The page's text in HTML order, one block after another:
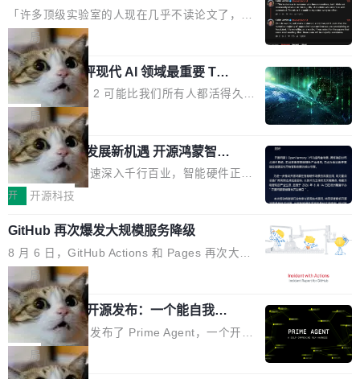
的严苛使用需求。 澎湃功率，紧凑机身 钛金雕1
600PG5 AI TOP具备强悍输出功率，同时实现
机身尺寸大幅精简。整机长度仅16厘米，属于同
功率段机身尺寸十分紧凑的1600W电源产品。小
巧机身有效提升市面主流标准A...
元。数字广告与公共关系相关服务市场更是从20
25年的8463亿美元扩张至2026年的8763亿美
元。数字的背后是一个清晰的事实——品牌对专
业化营销服务的需求从未如此迫切。 但市场扩容
的同时,服务商的竞争逻辑正在改变。2026年Top
Agency年度合辑的观察指出,“产品”这个离消费
者最近的载体,在整个品牌营销层面的权重显著变
高了。全域营销服务商的竞争正在从规模转向深
度,案例厚度、全域覆盖、多线协同...
了
「许多顶级实验室的人现在几乎不读论文了，而
且他们认为 ICLR/ICML/NeurIPS 充斥着大量过
度宣传和欺诈。」 OpenAI 研究员 Keller Jorda
n 这条推文引发了广泛讨论。他不是在说风凉
话，他是说出了一个圈内人尽皆知但很少公开捅
破的事实。 Jordan 随后补充了一句软化声明：
「我不认为这些会议上大部分论文都在过度宣传
或造假。问题是，作为读者，如果你筛选出那些
看起来最令人兴奋的论文，那它们大部分都是过
度宣传的。」 这才是真正的痛点。不是所有论文
都有问题，是最吸引眼球的那批论文最有问题。
他引用的帖子来自 Mathew Shen，一位 ICLR 2
026 的读者：「看了篇 ...
局
xAI 前工程师评现代 AI 领域最重要 Top
3 开源项目
Flash Attention 2 可能比我们所有人都活得久。
这句话不是来自某个技术博客，而是出自 Hieu
Pham 的一条推文。Hieu Pham 是谁？他是 xAI
的早期工程师之一，在 Grok 训练基础设施团队
工作过。近日他在 X 上发了一条帖子，列出了他
认为现代 AI 领域最重要的三个开源项目。 第一
理由很具体。FA 系列不需要解释，但 FA2 是他
认为最重要的一个——复杂度恰到好处，刚好能
驱动你去学 CuTe，但还没被那些"邪恶的" Hopp
er++ 优化所淹没，足够容易修改和适配。 更关
键的是 FA2 的持久性...
局
共商智能硬件发展新机遇 开源鸿蒙智能
硬件开发者日杭州站即将举行
随着万物智联加速深入千行百业，智能硬件正从
单点设备迈向智能化、网联化、协同化发展。作
鸿蒙通过统一技术底座和分布式能力，为不同类
型智能设备的开发、连接与互联提供关键支撑，
也为产业链企业探索产品创新与商业增长打开新
的空间。 8月14日，开源鸿蒙智能硬件开发者日
（OHDD：OpenHarmony Hardware Develope
r Day）将在杭州启航。活动面向智能硬件产业
链企业和开发者，邀请行业专家与资深技术顾
问，围绕开源鸿蒙技术能力、设备适配、芯片适
开 开源科技
GitHub 再次爆发大规模服务降级
8 月 6 日，GitHub Actions 和 Pages 再次大规
模服务降级，Actions 完全不可用超过 5 小时，
webhook 停发，连自托管 runner 也因调度层故
障无法工作。Pages、Copilot code review、C
opilot coding agent 全部受影响。从检测到完全
恢复，大约 12 小时。 这是 2026 年 8 月的第六
起事故，其中四起与 AI/Copilot 服务相关。 Git
局
Prime Agent 开源发布：一个能自我改
进的编程 Agent，ARC-AGI 3 超越人类
专家基线
Prime Intellect 发布了 Prime Agent，一个开源
的编程 Agent Harness，核心设计围绕两个抽
象：Recursive Language Model（RLM）和 C
局